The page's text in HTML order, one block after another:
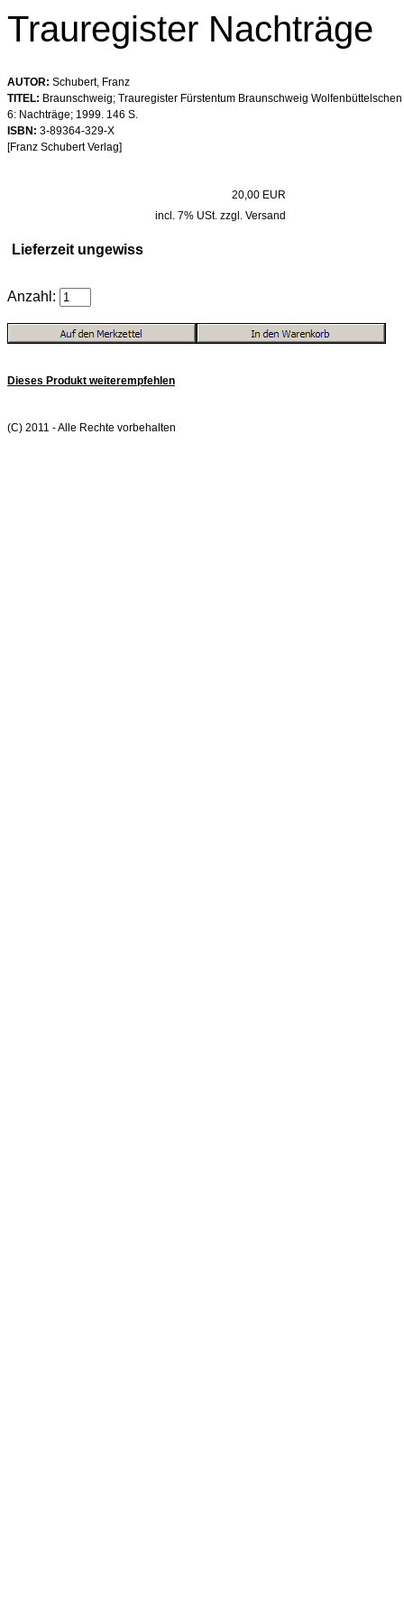
Trauregister Nachträge
AUTOR: Schubert, Franz
TITEL: Braunschweig; Trauregister Fürstentum Braunschweig
6: Nachträge; 1999. 146 S.
ISBN: 3-89364-329-X
[Franz Schubert Verlag]
20,00 EUR
incl. 7% USt. zzgl. Versand
Lieferzeit ungewiss
Anzahl:
Dieses Produkt weiterempfehlen
(C) 2011 - Alle Rechte vorbehalten